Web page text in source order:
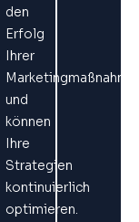
den
Erfolg
Ihrer
und
können
Ihre
Strategien
kontinuierlich
optimieren.